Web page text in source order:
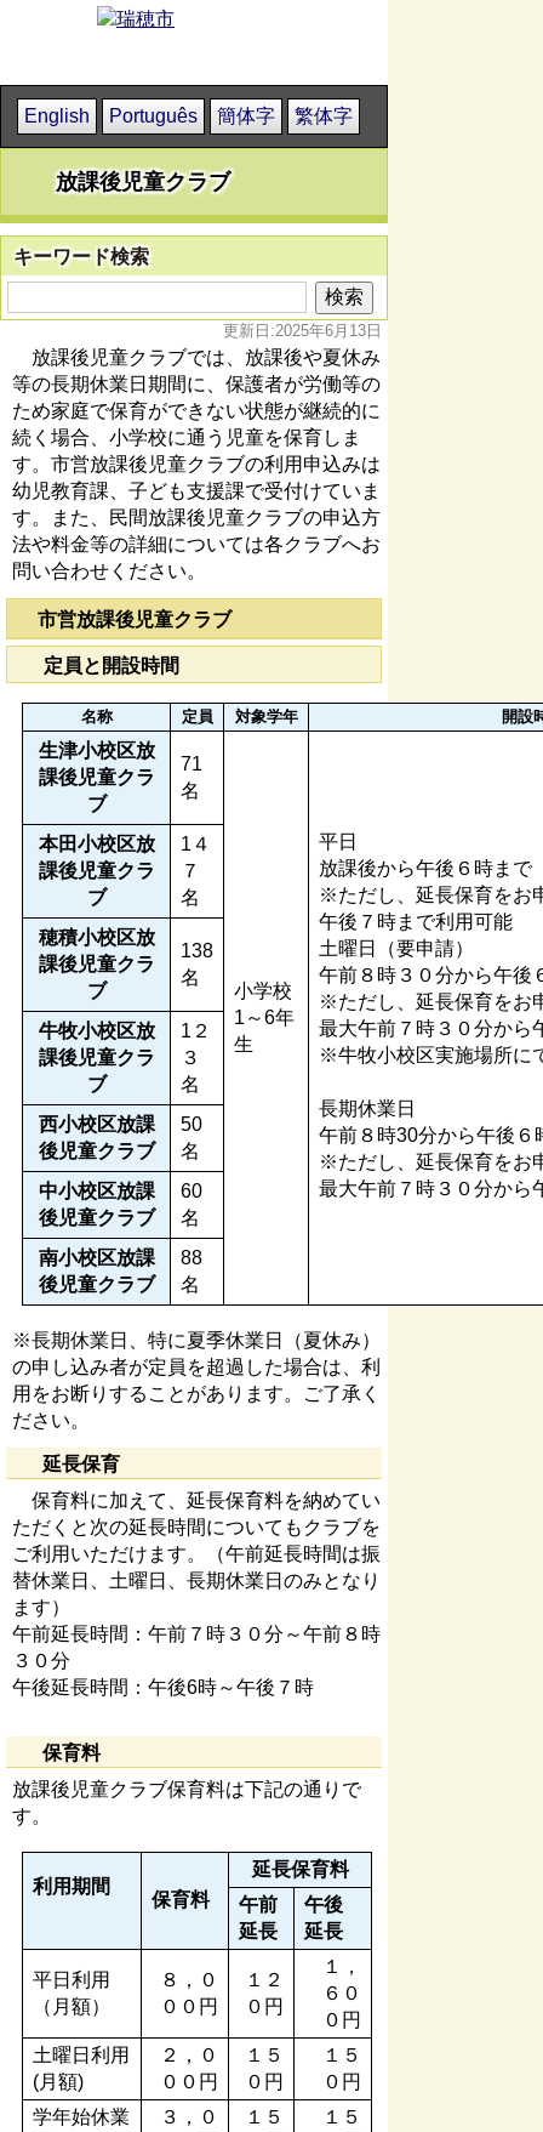
English Português 簡体字 繁体字
放課後児童クラブ
キーワード検索
更新日:2025年6月13日
放課後児童クラブでは、放課後や夏休み
等の長期休業日期間に、保護者が労働等の
ため家庭で保育ができない状態が継続的に
続く場合、小学校に通う児童を保育しま
す。市営放課後児童クラブの利用申込みは
幼児教育課、子ども支援課で受付けていま
す。また、民間放課後児童クラブの申込方
法や料金等の詳細については各クラブへお
問い合わせください。
市営放課後児童クラブ
定員と開設時間
名称 定員 対象学年 開設
生津小校区放
課後児童クラ
ブ
71
名
小学校
1～6年
生
平日
放課後から午後６時ま
※ただし、延長保育をお
午後７時まで利用可能
土曜日（要申請）
午前８時３０分から午後
※ただし、延長保育をお
最大午前７時３０分から
※牛牧小校区実施場所に
長期休業日
午前８時30分から午後６
※ただし、延長保育をお
最大午前７時３０分から
本田小校区放
課後児童クラ
ブ
1４
７
名
穂積小校区放
課後児童クラ
ブ
138
名
牛牧小校区放
課後児童クラ
ブ
1２
３
名
西小校区放課
後児童クラブ
50
名
中小校区放課
後児童クラブ
60
名
南小校区放課
後児童クラブ
88
名
※長期休業日、特に夏季休業日（夏休み）
の申し込み者が定員を超過した場合は、利
用をお断りすることがあります。ご了承く
ださい。
延長保育
保育料に加えて、延長保育料を納めてい
ただくと次の延長時間についてもクラブを
ご利用いただけます。（午前延長時間は振
替休業日、土曜日、長期休業日のみとなり
ます）
午前延長時間：午前７時３０分～午前８時
３０分
午後延長時間：午後6時～午後７時
保育料
放課後児童クラブ保育料は下記の通りで
す。
利用期間
保育料
延長保育料
午前
延長
午後
延長
平日利用
（月額）
８，０
００円
１２
０円
１，
６０
０円
土曜日利用
(月額)
２，０
００円
１５
０円
１５
０円
学年始休業
３，０
１５
１５